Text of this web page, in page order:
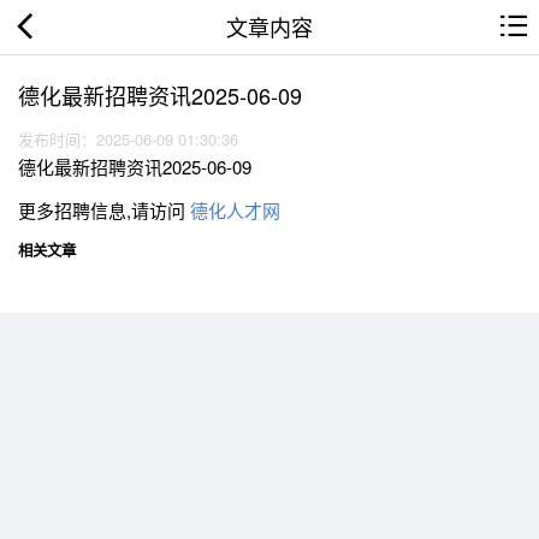
文章内容
德化最新招聘资讯2025-06-09
发布时间：2025-06-09 01:30:36
德化最新招聘资讯2025-06-09
更多招聘信息,请访问 德化人才网
相关文章